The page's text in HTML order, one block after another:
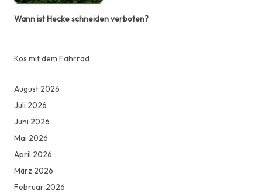
Wann ist Hecke schneiden verboten?
Kos mit dem Fahrrad
August 2026
Juli 2026
Juni 2026
Mai 2026
April 2026
März 2026
Februar 2026